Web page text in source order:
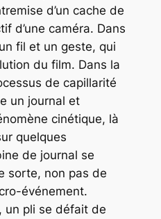
d’un cache de
d’une caméra. Dans
fil et un geste, qui
du film. Dans la
de capillarité
un journal et
cinétique, là
quelques
de journal se
sorte, non pas de
événement.
un pli se défait de